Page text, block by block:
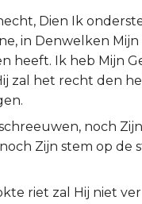
Dien Ik
in Denwelken Mijn
heeft. Ik heb Mijn
zal het recht den
noch
Zijn stem op de
riet zal Hij niet